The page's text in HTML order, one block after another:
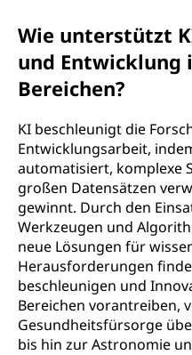
Wie unterstützt
und Entwicklung
Bereichen?
KI beschleunigt die
Entwicklungsarbeit,
automatisiert, komplexe
großen Datensätzen
gewinnt. Durch den
Werkzeugen und
neue Lösungen für
Herausforderungen
beschleunigen und
Bereichen vorantreiben,
Gesundheitsfürsorge
bis hin zur Astronomie